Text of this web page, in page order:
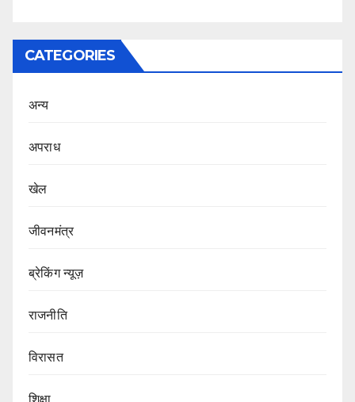
CATEGORIES
अन्य
अपराध
खेल
जीवनमंत्र
ब्रेकिंग न्यूज़
राजनीति
‍‍विरासत
शिक्षा